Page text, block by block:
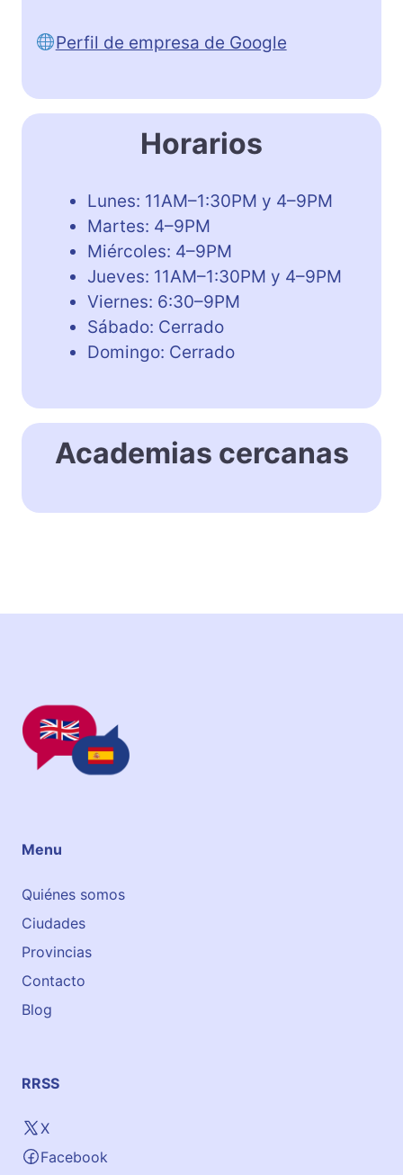
Perfil de empresa de Google
Horarios
Lunes: 11AM–1:30PM y 4–9PM
Martes: 4–9PM
Miércoles: 4–9PM
Jueves: 11AM–1:30PM y 4–9PM
Viernes: 6:30–9PM
Sábado: Cerrado
Domingo: Cerrado
Academias cercanas
Menu
Quiénes somos
Ciudades
Provincias
Contacto
Blog
RRSS
X
Facebook